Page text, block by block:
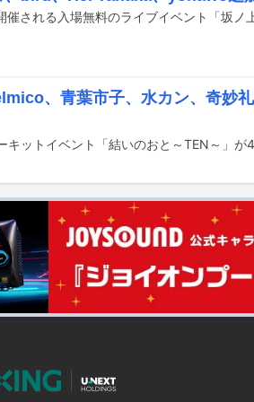
、青葉市子、水カン、奇妙
キットイベント「結いのおと～TEN～」